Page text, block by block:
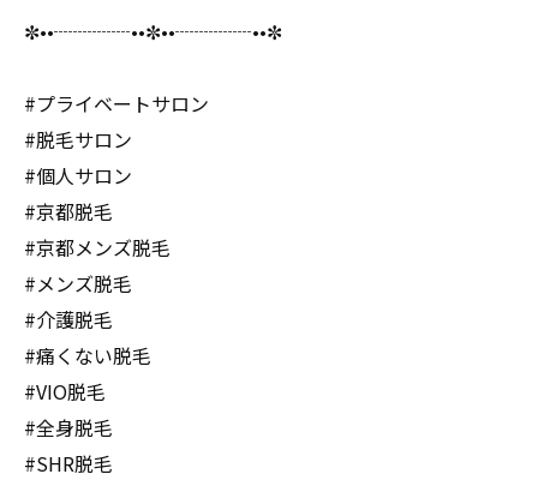
✼••┈┈┈┈••✼••┈┈┈┈••✼
#プライベートサロン
#脱毛サロン
#個人サロン
#京都脱毛
#京都メンズ脱毛
#メンズ脱毛
#介護脱毛
#痛くない脱毛
#VIO脱毛
#全身脱毛
#SHR脱毛